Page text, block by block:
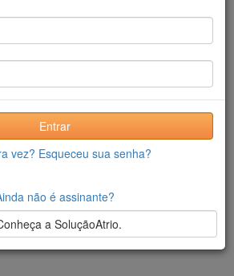
por inatividade ou login não
Entrar
vez? Esqueceu sua senha?
não é assinante?
a SoluçãoAtrio.